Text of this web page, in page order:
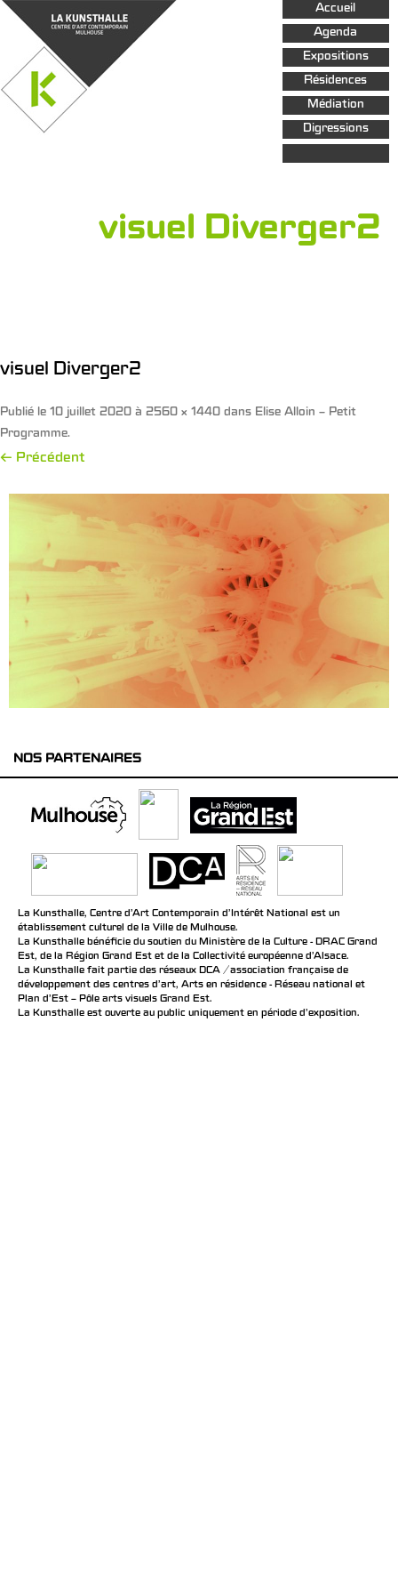
Aller au
contenu
principal
Accueil
Agenda
Expositions
Résidences
Médiation
Digressions
visuel Diverger2
visuel Diverger2
Publié le 10 juillet 2020 à 2560 × 1440 dans Elise Alloin – Petit
Programme.
← Précédent
NOS PARTENAIRES
La Kunsthalle, Centre d’Art Contemporain d’Intérêt National est un
établissement culturel de la Ville de Mulhouse.
La Kunsthalle bénéficie du soutien du Ministère de la Culture - DRAC Grand
Est, de la Région Grand Est et de la Collectivité européenne d’Alsace.
La Kunsthalle fait partie des réseaux DCA / association française de
développement des centres d'art, Arts en résidence - Réseau national et
Plan d’Est – Pôle arts visuels Grand Est.
La Kunsthalle est ouverte au public uniquement en période d'exposition.